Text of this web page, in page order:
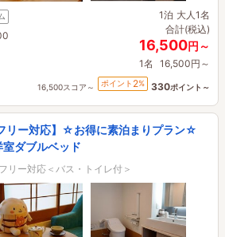
1泊 大人1名
合計(税込)
16,500円～
1名 16,500円～
16,500スコア～ ポイント 2% 330ポイント～
リー対応】☆お得に素泊まりプラン☆
ダブルベッド
リー対応＜バス・トイレ付＞